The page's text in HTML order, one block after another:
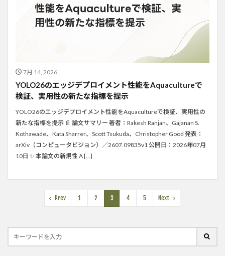
7月 14, 2026
YOLO26のエッジデプロイメント性能をAquacultureで
検証、実用性の新たな指標を提示
YOLO26のエッジデプロイメント性能をAquacultureで検証、実用性の
新たな指標を提示 📄 論文サマリー 著者：Rakesh Ranjan、Gajanan S.
Kothawade、Kata Sharrer、Scott Tsukuda、Christopher Good 発表：
arXiv（コンピュータビジョン）／2607.09835v1 公開日：2026年07月
10日 ✨ 本論文の新規性 A […]
Prev 1 2 3 4 5 Next